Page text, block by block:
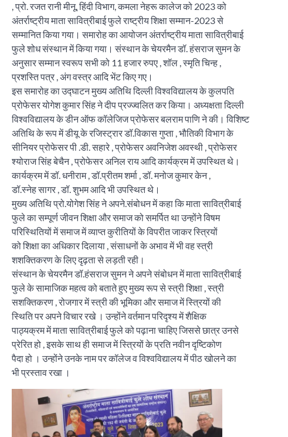
, प्रो. रजत रानी मीनू, हिंदी विभाग, कमला नेहरू कालेज को 2023 को
अंतर्राष्ट्रीय माता सावित्रीबाई फुले राष्ट्रीय शिक्षा सम्मान-2023 से
सम्मानित किया गया। समारोह का आयोजन अंतर्राष्ट्रीय माता सावित्रीबाई
फुले शोध संस्थान में किया गया। संस्थान के चेयरमैन डॉ. हंसराज सुमन के
अनुसार सम्मान स्वरूप सभी को 11 हजार रुपए , शॉल , स्मृति चिन्ह ,
प्रशस्ति पत्र , अंग वस्त्र आदि भेंट किए गए।
इस समारोह का उद्घाटन मुख्य अतिथि दिल्ली विश्वविद्यालय के कुलपति
प्रोफेसर योगेश कुमार सिंह ने दीप प्रज्ज्वलित कर किया। अध्यक्षता दिल्ली
विश्वविद्यालय के डीन ऑफ कॉलेजिज प्रोफेसर बलराम पाणि ने की। विशिष्ट
अतिथि के रूप में डीयू के रजिस्ट्रार डॉ.विकास गुप्ता , भौतिकी विभाग के
सीनियर प्रोफेसर पी .डी. सहारे , प्रोफेसर अवनिजेश अवस्थी , प्रोफेसर
श्योराज सिंह बेचैन , प्रोफेसर अनिल राय आदि कार्यक्रम में उपस्थित थे।
कार्यक्रम में डॉ. धनीराम , डॉ.प्रीतम शर्मा , डॉ. मनोज कुमार केन ,
डॉ.स्नेह सागर , डॉ. शुभम आदि भी उपस्थित थे।
मुख्य अतिथि प्रो.योगेश सिंह ने अपने.संबोधन में कहा कि माता सावित्रीबाई
फुले का सम्पूर्ण जीवन शिक्षा और समाज को समर्पित था उन्होंने विषम
परिस्थितियों में समाज में व्याप्त कुरीतियों के विपरीत जाकर स्त्रियों
को शिक्षा का अधिकार दिलाया , संसाधनों के अभाव में भी वह स्त्री
शशक्तिकरण के लिए दृढ़ता से लड़ती रही।
संस्थान के चेयरमैन डॉ.हंसराज सुमन ने अपने संबोधन में माता सावित्रीबाई
फुले के सामाजिक महत्व को बताते हुए मुख्य रूप से स्त्री शिक्षा , स्त्री
सशक्तिकरण , रोजगार में स्त्री की भूमिका और समाज में स्त्रियों की
स्थिति पर अपने विचार रखे । उन्होंने वर्तमान परिदृश्य में शैक्षिक
पाठ्यक्रम में माता सावित्रीबाई फुले को पढ़ाना चाहिए जिससे छात्र उनसे
प्रेरित हो , इसके साथ ही समाज में स्त्रियों के प्रति नवीन दृष्टिकोण
पैदा हो । उन्होंने उनके नाम पर कॉलेज व विश्वविद्यालय में पीठ खोलने का
भी प्रस्ताव रखा ।